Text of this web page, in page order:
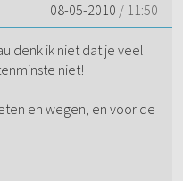
08-05-2010 / 11:50
denk ik niet dat je veel
niet!
en wegen, en voor de